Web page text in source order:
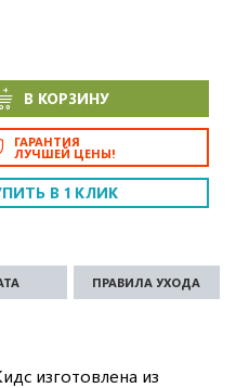
В КОРЗИНУ
ГАРАНТИЯ
ЛУЧШЕЙ ЦЕНЫ!
В 1 КЛИК
ПРАВИЛА УХОДА
изготовлена из